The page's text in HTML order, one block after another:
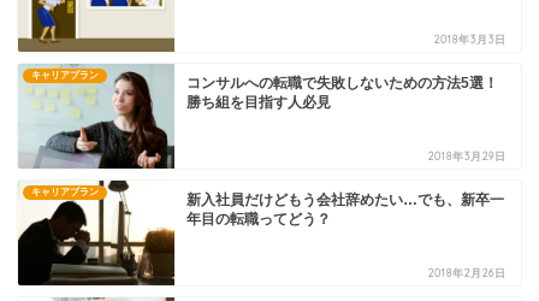
2018年3月3日
キャリアプラン
コンサルへの転職で失敗しないための方法5選！
勝ち組を目指す人必見
2018年3月29日
キャリアプラン
新入社員だけどもう会社辞めたい…でも、新卒一
年目の転職ってどう？
2018年2月26日